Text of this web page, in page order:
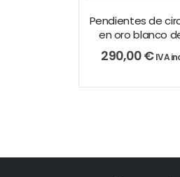
Pendientes de
en oro blanco
290,00€ IVA